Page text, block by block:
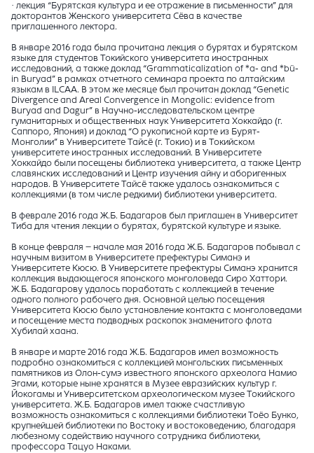
· лекция “Бурятская культура и ее отражение в письменности” для
докторантов Женского университета Сёва в качестве
приглашенного лектора.
В январе 2016 года была прочитана лекция о бурятах и бурятском
языке для студентов Токийского университета иностранных
исследований, а также доклад “Grammaticalization of *a- and *bü-
in Buryad” в рамках отчетного семинара проекта по алтайским
языкам в ILCAA. В этом же месяце был прочитан доклад “Genetic
Divergence and Areal Convergence in Mongolic: evidence from
Buryad and Dagur” в Научно-исследовательском центре
гуманитарных и общественных наук Университета Хоккайдо (г.
Саппоро, Япония) и доклад “О рукописной карте из Бурят-
Монголии” в Университете Тайсё (г. Токио) и в Токийском
университете иностранных исследований. В Университете
Хоккайдо были посещены библиотека университета, а также Центр
славянских исследований и Центр изучения айну и аборигенных
народов. В Университете Тайсё также удалось ознакомиться с
коллекциями (в том числе редкими) библиотеки университета.
В феврале 2016 года Ж.Б. Бадагаров был приглашен в Университет
Тиба для чтения лекции о бурятах, бурятской культуре и языке.
В конце февраля – начале мая 2016 года Ж.Б. Бадагаров побывал с
научным визитом в Университете префектуры Симанэ и
Университете Кюсю. В Университете префектуры Симанэ хранится
коллекция выдающегося японского монголоведа Сиро Хаттори.
Ж.Б. Бадагарову удалось поработать с коллекцией в течение
одного полного рабочего дня. Основной целью посещения
Университета Кюсю было установление контакта с монголоведами
и посещение места подводных раскопок знаменитого флота
Хубилай хаана.
В январе и марте 2016 года Ж.Б. Бадагаров имел возможность
подробно ознакомиться с коллекцией монгольских письменных
памятников из Олон-сумэ известного японского археолога Намио
Эгами, которые ныне хранятся в Музее евразийских культур г.
Йокогамы и Университетском археологическом музее Токийского
университета. Ж.Б. Бадагаров имел также счастливую
возможность ознакомиться с коллекциями библиотеки Тоёо Бунко,
крупнейшей библиотеки по Востоку и востоковедению, благодаря
любезному содействию научного сотрудника библиотеки,
профессора Тацуо Наками.